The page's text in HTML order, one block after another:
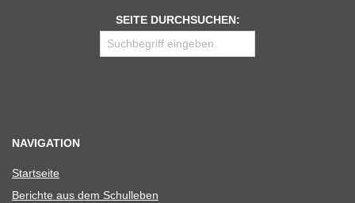
SEITE DURCHSUCHEN:
NAVIGATION
Start­seite
Berichte aus dem Schulleben